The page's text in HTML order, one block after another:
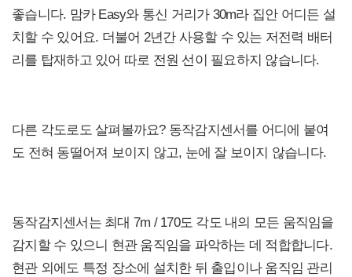
좋습니다. 맘카 Easy와 통신 거리가 30m라 집안 어디든 설
치할 수 있어요. 더불어 2년간 사용할 수 있는 저전력 배터
리를 탑재하고 있어 따로 전원 선이 필요하지 않습니다.
다른 각도로도 살펴볼까요? 동작감지센서를 어디에 붙여
도 전혀 동떨어져 보이지 않고, 눈에 잘 보이지 않습니다.
동작감지센서는 최대 7m / 170도 각도 내의 모든 움직임을
감지할 수 있으니 현관 움직임을 파악하는 데 적합합니다.
현관 외에도 특정 장소에 설치한 뒤 출입이나 움직임 관리